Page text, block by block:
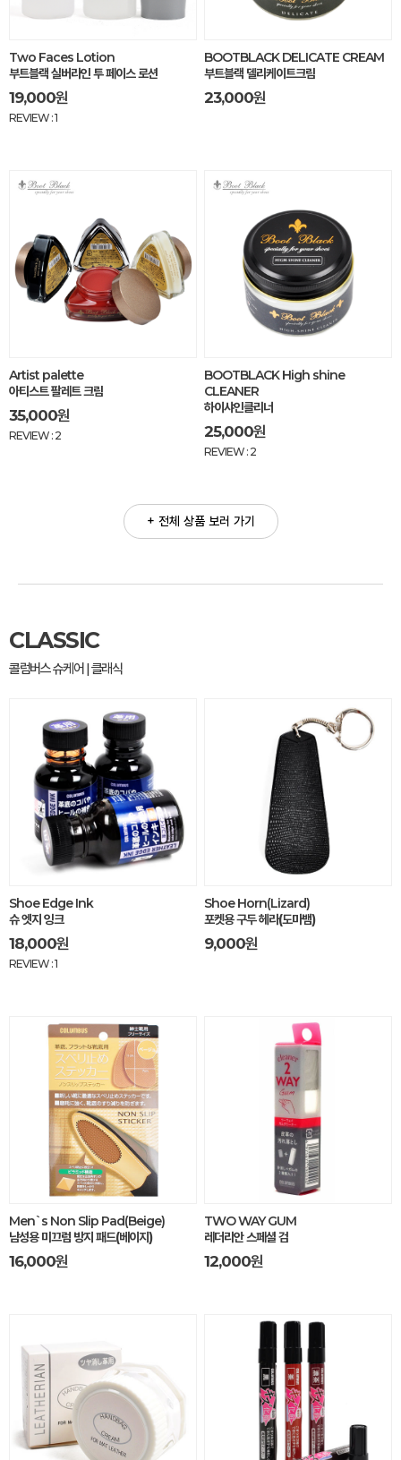
Two Faces Lotion
부트블랙 실버라인 투 페이스 로션
19,000원
REVIEW : 1
BOOTBLACK DELICATE CREAM
부트블랙 델리케이트크림
23,000원
Artist palette
아티스트 팔레트 크림
35,000원
REVIEW : 2
BOOTBLACK High shine
CLEANER
하이샤인클리너
25,000원
REVIEW : 2
+ 전체 상품 보러 가기
CLASSIC
콜럼버스 슈케어 | 클래식
Shoe Edge Ink
슈 엣지 잉크
18,000원
REVIEW : 1
Shoe Horn(Lizard)
포켓용 구두 헤라(도마뱀)
9,000원
Men`s Non Slip Pad(Beige)
남성용 미끄럼 방지 패드(베이지)
16,000원
TWO WAY GUM
레더리안 스페셜 검
12,000원